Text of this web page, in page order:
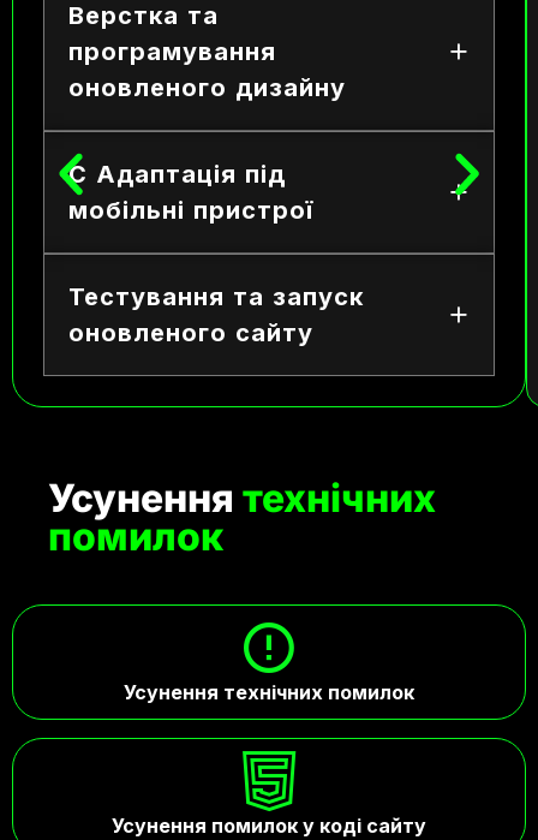
Верстка та
програмування
оновленого дизайну
С Адаптація під
мобільні пристрої
Тестування та запуск
оновленого сайту
Усунення технічних
помилок
Усунення технічних помилок
Усунення помилок у коді сайту